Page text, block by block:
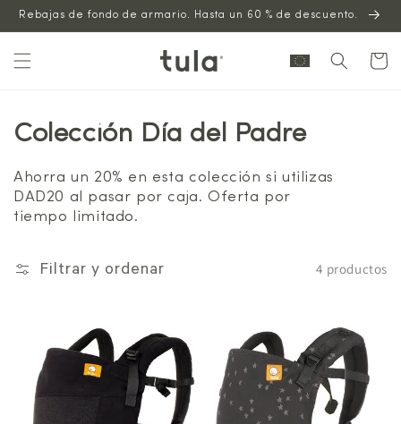
Saltar al
contenido
Rebajas de fondo de armario. Hasta un 60 % de descuento.
Carrito
Colección Día del Padre
Ahorra un 20% en esta colección si utilizas
DAD20 al pasar por caja. Oferta por
tiempo limitado.
Filtrar y ordenar 4 productos